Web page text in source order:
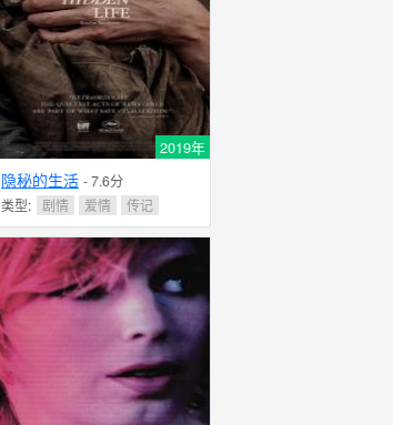
2019年
隐秘的生活 - 7.6分
类型: 剧情 爱情 传记